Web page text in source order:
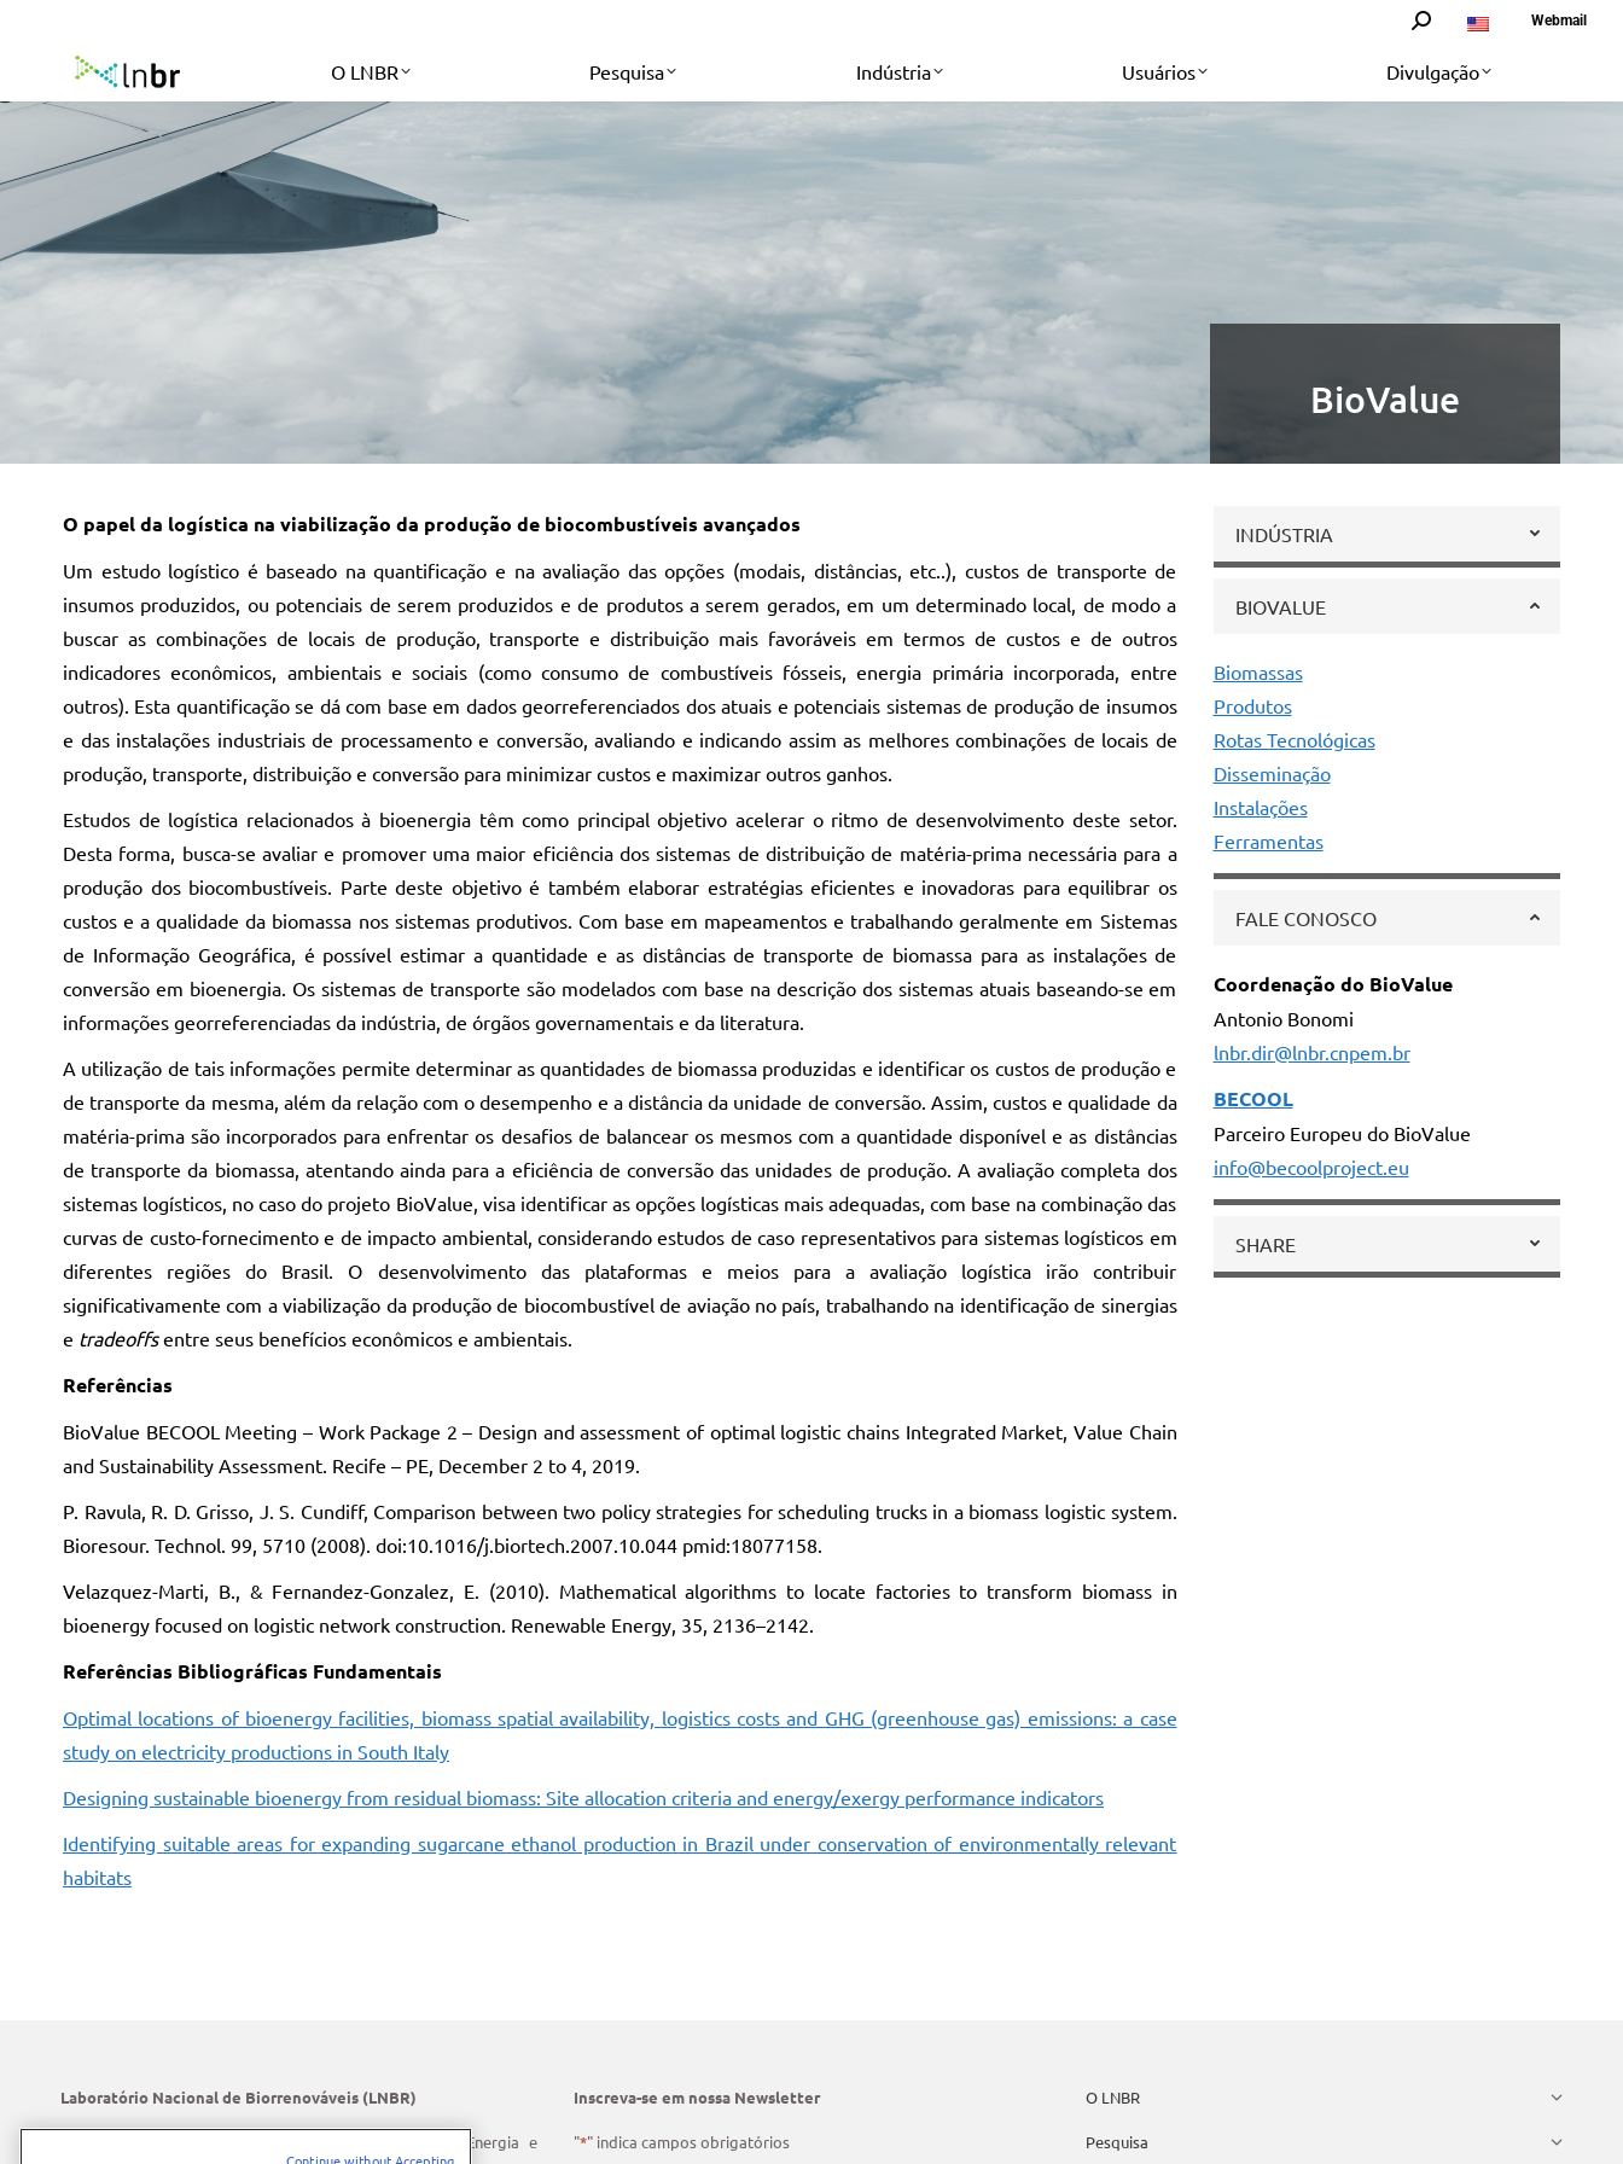
Search: Webmail
O LNBR Pesquisa Indústria Usuários Divulgação
BioValue
O papel da logística na viabilização da produção de biocombustíveis avançados
Um estudo logístico é baseado na quantificação e na avaliação das opções (modais, distâncias, etc..), custos de transporte de
insumos produzidos, ou potenciais de serem produzidos e de produtos a serem gerados, em um determinado local, de modo a
buscar as combinações de locais de produção, transporte e distribuição mais favoráveis em termos de custos e de outros
indicadores econômicos, ambientais e sociais (como consumo de combustíveis fósseis, energia primária incorporada, entre
outros). Esta quantificação se dá com base em dados georreferenciados dos atuais e potenciais sistemas de produção de insumos
e das instalações industriais de processamento e conversão, avaliando e indicando assim as melhores combinações de locais de
produção, transporte, distribuição e conversão para minimizar custos e maximizar outros ganhos.
Estudos de logística relacionados à bioenergia têm como principal objetivo acelerar o ritmo de desenvolvimento deste setor.
Desta forma, busca-se avaliar e promover uma maior eficiência dos sistemas de distribuição de matéria-prima necessária para a
produção dos biocombustíveis. Parte deste objetivo é também elaborar estratégias eficientes e inovadoras para equilibrar os
custos e a qualidade da biomassa nos sistemas produtivos. Com base em mapeamentos e trabalhando geralmente em Sistemas
de Informação Geográfica, é possível estimar a quantidade e as distâncias de transporte de biomassa para as instalações de
conversão em bioenergia. Os sistemas de transporte são modelados com base na descrição dos sistemas atuais baseando-se em
informações georreferenciadas da indústria, de órgãos governamentais e da literatura.
A utilização de tais informações permite determinar as quantidades de biomassa produzidas e identificar os custos de produção e
de transporte da mesma, além da relação com o desempenho e a distância da unidade de conversão. Assim, custos e qualidade da
matéria-prima são incorporados para enfrentar os desafios de balancear os mesmos com a quantidade disponível e as distâncias
de transporte da biomassa, atentando ainda para a eficiência de conversão das unidades de produção. A avaliação completa dos
sistemas logísticos, no caso do projeto BioValue, visa identificar as opções logísticas mais adequadas, com base na combinação das
curvas de custo-fornecimento e de impacto ambiental, considerando estudos de caso representativos para sistemas logísticos em
diferentes regiões do Brasil. O desenvolvimento das plataformas e meios para a avaliação logística irão contribuir
significativamente com a viabilização da produção de biocombustível de aviação no país, trabalhando na identificação de sinergias
e tradeoffsentre seus benefícios econômicos e ambientais.
Referências
BioValue BECOOL Meeting – Work Package 2 – Design and assessment of optimal logistic chains Integrated Market, Value Chain
and Sustainability Assessment. Recife – PE, December 2 to 4, 2019.
P. Ravula, R. D. Grisso, J. S. Cundiff, Comparison between two policy strategies for scheduling trucks in a biomass logistic system.
Bioresour. Technol. 99, 5710 (2008). doi:10.1016/j.biortech.2007.10.044 pmid:18077158.
Velazquez-Marti, B., & Fernandez-Gonzalez, E. (2010). Mathematical algorithms to locate factories to transform biomass in
bioenergy focused on logistic network construction. Renewable Energy, 35, 2136–2142.
Referências Bibliográficas Fundamentais
Optimal locations of bioenergy facilities, biomass spatial availability, logistics costs and GHG (greenhouse gas) emissions: a case
study on electricity productions in South Italy
Designing sustainable bioenergy from residual biomass: Site allocation criteria and energy/exergy performance indicators
Identifying suitable areas for expanding sugarcane ethanol production in Brazil under conservation of environmentally relevant
habitats
INDÚSTRIA
BIOVALUE
Biomassas
Produtos
Rotas Tecnológicas
Disseminação
Instalações
Ferramentas
FALE CONOSCO
Coordenação do BioValue
Antonio Bonomi
lnbr.dir@lnbr.cnpem.br
BECOOL
Parceiro Europeu do BioValue
info@becoolproject.eu
SHARE
Laboratório Nacional de Biorrenováveis (LNBR)
O LNBR integra o Centro Nacional de Pesquisa em Energia e
Inscreva-se em nossa Newsletter
"*" indica campos obrigatórios
O LNBR
Pesquisa